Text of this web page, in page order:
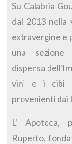
Su Calabria
dal 2013 nella
extravergine e
una sezione
dispensa
vini e i cibi
provenienti
L' Apoteca,
Ruperto,